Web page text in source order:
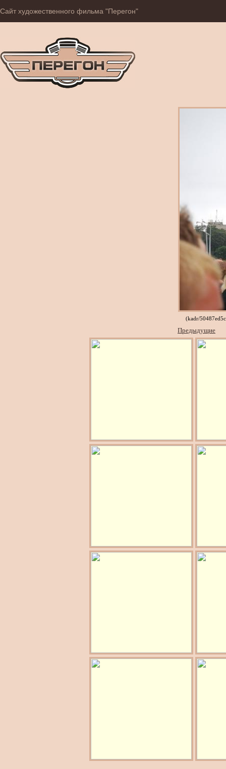
Сайт художественного фильма "Перегон"
(kadr/
Предыдущие